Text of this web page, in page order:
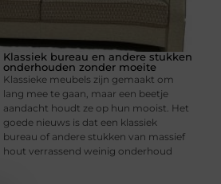
Klassiek bureau en andere stukken
onderhouden zonder moeite
Klassieke meubels zijn gemaakt om
lang mee te gaan, maar een beetje
aandacht houdt ze op hun mooist. Het
goede nieuws is dat een klassiek
bureau of andere stukken van massief
hout verrassend weinig onderhoud